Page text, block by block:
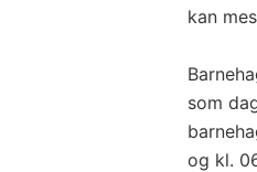
kan
som
og kl.